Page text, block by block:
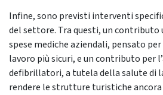
Infine, sono previsti interventi
del settore. Tra questi, un contributo
spese mediche aziendali, pensato
lavoro più sicuri, e un contributo per
defibrillatori, a tutela della salute di
rendere le strutture turistiche ancora